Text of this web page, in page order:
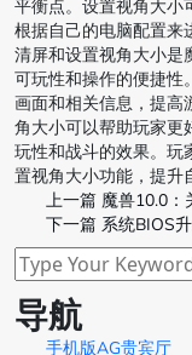
平衡点。设置视角大小
根据自己的电脑配置来
清屏和设置视角大小是
可玩性和操作的便捷性
画面和相关信息，提高
角大小可以帮助玩家更
玩性和战斗的效果。玩
置视角大小功能，提升
上一篇 魔兽10.0：
下一篇 系统BIOS
导航
手机版AG贵宾厅